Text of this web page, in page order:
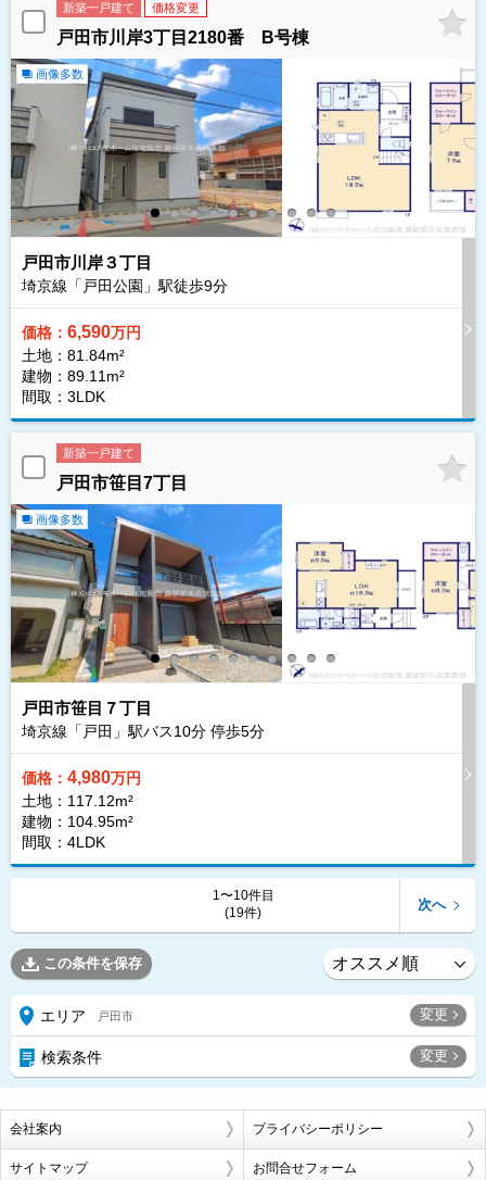
新築一戸建て 価格変更
戸田市川岸3丁目2180番 B号棟
画像多数
戸田市川岸３丁目
埼京線「戸田公園」駅徒歩9分
価格： 6,590万円
土地：81.84m²
建物：89.11m²
間取：3LDK
新築一戸建て
戸田市笹目7丁目
画像多数
戸田市笹目７丁目
埼京線「戸田」駅バス10分 停歩5分
価格： 4,980万円
土地：117.12m²
建物：104.95m²
間取：4LDK
1〜10件目
(19件)
次へ
この条件を保存
エリア 戸田市 変更
検索条件 変更
会社案内 プライバシーポリシー
サイトマップ お問合せフォーム